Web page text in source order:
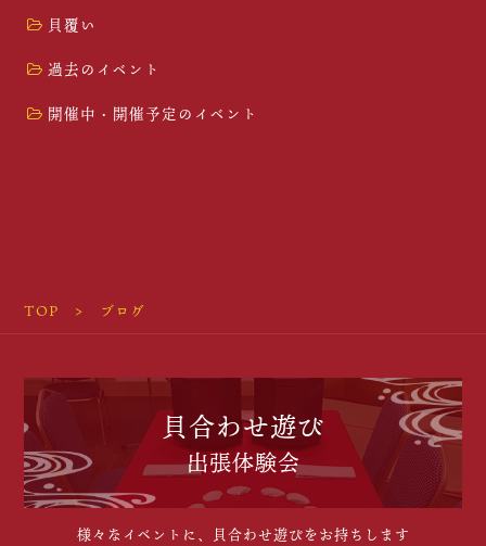
貝覆い
過去のイベント
開催中・開催予定のイベント
TOP ブログ
貝合わせ遊び
出張体験会
様々なイベントに、貝合わせ遊びをお持ちします